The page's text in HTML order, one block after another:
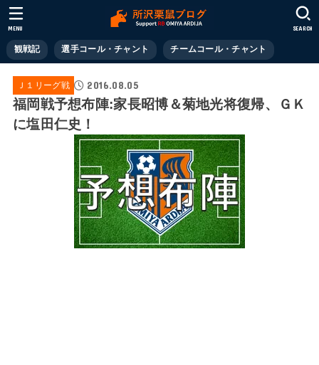
観戦記 選手コール・チャント チームコール・チャント
SEARCH
MENU
Ｊ１リーグ戦 2016.08.05
福岡戦予想布陣:家長昭博＆菊地光将復帰、ＧＫ
に塩田仁史！